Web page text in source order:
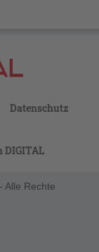
Datenschutz
DIGITAL
Alle Rechte